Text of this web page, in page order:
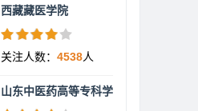
西藏藏医学院
关注人数： 4538人
山东中医药高等专科学